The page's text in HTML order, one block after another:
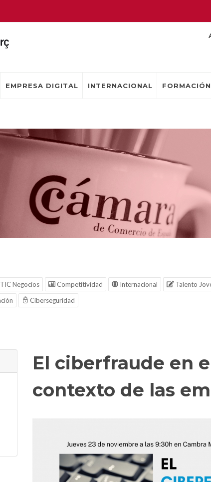
EMPRESA DIGITAL INTERNACIONAL
TIC Negocios Competitividad Internacional Talento
Ciberseguridad
El ciberfraude en
contexto de las